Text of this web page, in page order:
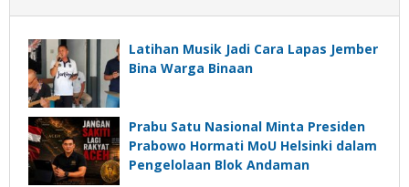
Latihan Musik Jadi Cara Lapas Jember
Bina Warga Binaan
Prabu Satu Nasional Minta Presiden
Prabowo Hormati MoU Helsinki dalam
Pengelolaan Blok Andaman